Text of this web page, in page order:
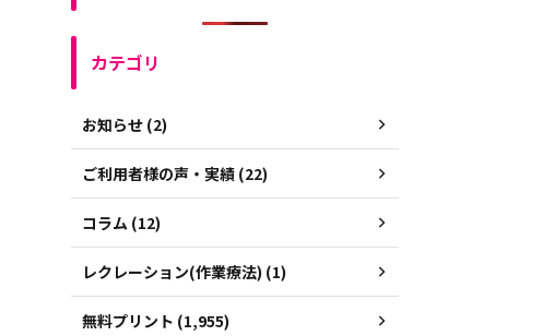
カテゴリ
お知らせ (2)
ご利用者様の声・実績 (22)
コラム (12)
レクレーション(作業療法) (1)
無料プリント (1,955)